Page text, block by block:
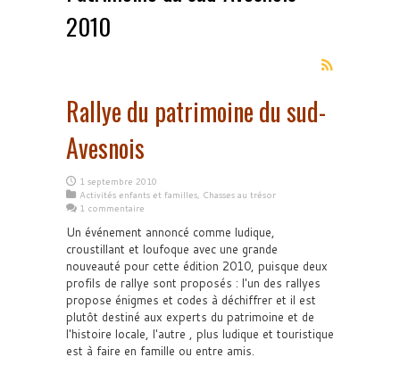
2010
Rallye du patrimoine du sud-
Avesnois
1 septembre 2010
Activités enfants et familles, Chasses au trésor
1 commentaire
Un événement annoncé comme ludique,
croustillant et loufoque avec une grande
nouveauté pour cette édition 2010, puisque deux
profils de rallye sont proposés : l'un des rallyes
propose énigmes et codes à déchiffrer et il est
plutôt destiné aux experts du patrimoine et de
l'histoire locale, l'autre , plus ludique et touristique
est à faire en famille ou entre amis.